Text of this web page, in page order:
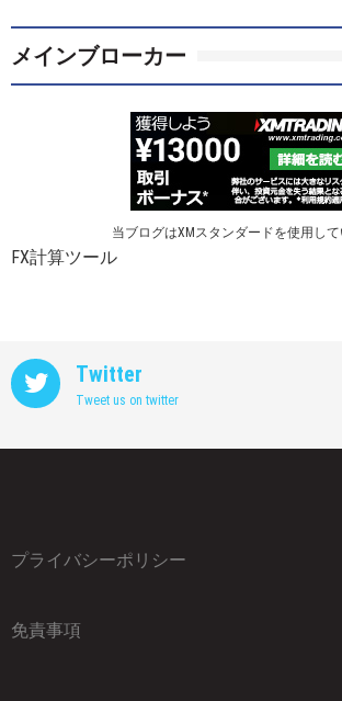
メインブローカー
当ブログはXMスタンダードを使用し
FX計算ツール
Twitter
Tweet us on twitter
プライバシーポリシー
免責事項